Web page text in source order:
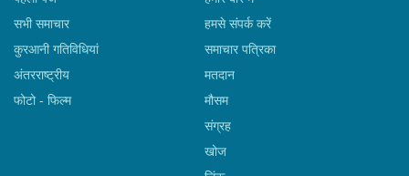
सभी समाचार
कुरआनी गतिविधियां
अंतरराष्ट्रीय
फोटो - फिल्म
हमसे संपर्क करें
समाचार पत्रिका
मतदान
मौसम
संग्रह
खोज